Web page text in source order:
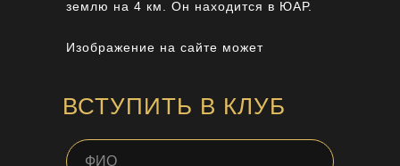
землю на 4 км. Он находится в ЮАР.
Изображение на сайте может
ВСТУПИТЬ В КЛУБ